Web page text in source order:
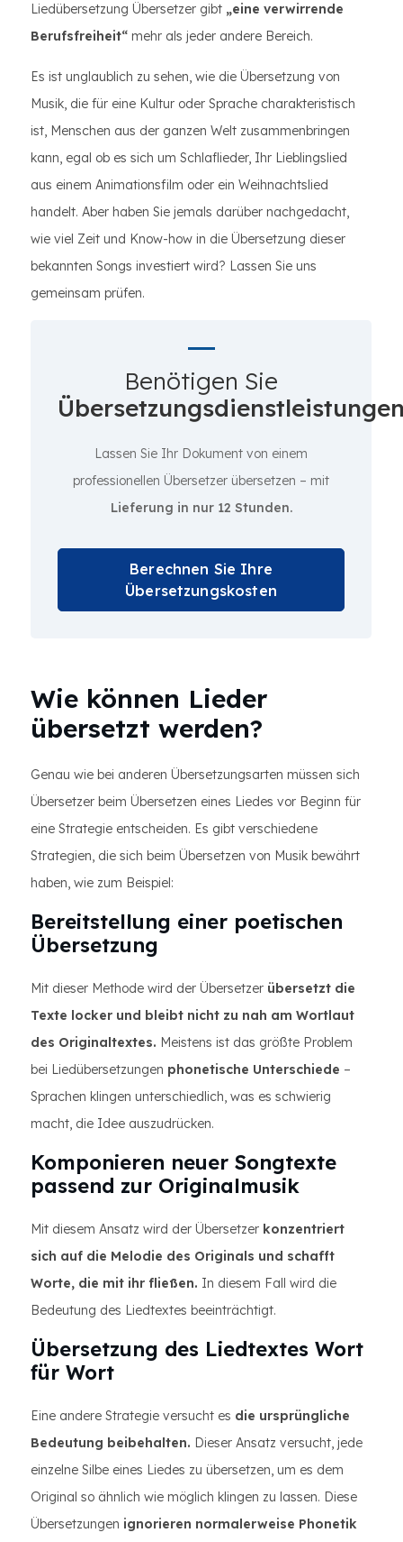
Liedübersetzung Übersetzer gibt „eine verwirrende
Berufsfreiheit“ mehr als jeder andere Bereich.
Es ist unglaublich zu sehen, wie die Übersetzung von
Musik, die für eine Kultur oder Sprache charakteristisch
ist, Menschen aus der ganzen Welt zusammenbringen
kann, egal ob es sich um Schlaflieder, Ihr Lieblingslied
aus einem Animationsfilm oder ein Weihnachtslied
handelt. Aber haben Sie jemals darüber nachgedacht,
wie viel Zeit und Know-how in die Übersetzung dieser
bekannten Songs investiert wird? Lassen Sie uns
gemeinsam prüfen.
Benötigen Sie
Lassen Sie Ihr Dokument von einem
professionellen Übersetzer übersetzen – mit
Lieferung in nur 12 Stunden.
Berechnen Sie Ihre
Übersetzungskosten
Wie können Lieder
übersetzt werden?
Genau wie bei anderen Übersetzungsarten müssen sich
Übersetzer beim Übersetzen eines Liedes vor Beginn für
eine Strategie entscheiden. Es gibt verschiedene
Strategien, die sich beim Übersetzen von Musik bewährt
haben, wie zum Beispiel:
Bereitstellung einer poetischen
Übersetzung
Mit dieser Methode wird der Übersetzer übersetzt die
Texte locker und bleibt nicht zu nah am Wortlaut
des Originaltextes. Meistens ist das größte Problem
bei Liedübersetzungen phonetische Unterschiede –
Sprachen klingen unterschiedlich, was es schwierig
macht, die Idee auszudrücken.
Komponieren neuer Songtexte
passend zur Originalmusik
Mit diesem Ansatz wird der Übersetzer konzentriert
sich auf die Melodie des Originals und schafft
Worte, die mit ihr fließen. In diesem Fall wird die
Bedeutung des Liedtextes beeinträchtigt.
Übersetzung des Liedtextes Wort
für Wort
Eine andere Strategie versucht es die ursprüngliche
Bedeutung beibehalten. Dieser Ansatz versucht, jede
einzelne Silbe eines Liedes zu übersetzen, um es dem
Original so ähnlich wie möglich klingen zu lassen. Diese
Übersetzungen ignorieren normalerweise Phonetik